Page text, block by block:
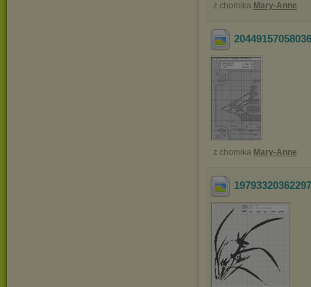
z chomika Mary-Anne
z chomika Mary-Anne